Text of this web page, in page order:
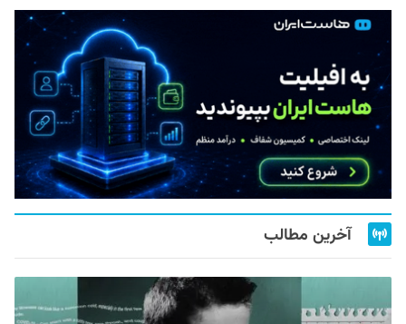
آخرین مطالب